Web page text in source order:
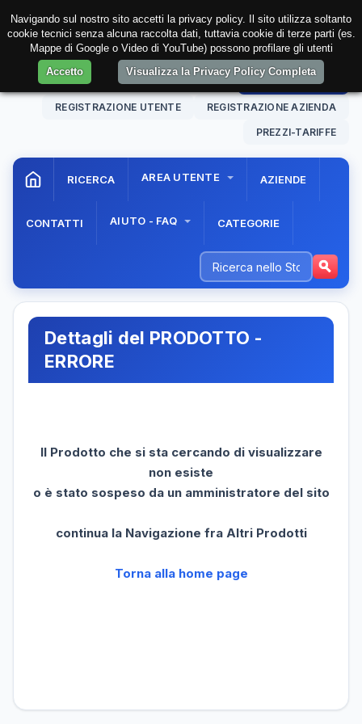
08 Aug. 202621:15:22 AREA RISERVATA
REGISTRAZIONE UTENTE REGISTRAZIONE AZIENDA
PREZZI-TARIFFE
RICERCA AREA UTENTE AZIENDE
CONTATTI AIUTO - FAQ CATEGORIE
Dettagli del PRODOTTO -
ERRORE
Il Prodotto che si sta cercando di visualizzare
non esiste
o è stato sospeso da un amministratore del sito
continua la Navigazione fra Altri Prodotti
Torna alla home page
Navigando sul nostro sito accetti la privacy policy. Il sito utilizza soltanto
cookie tecnici senza alcuna raccolta dati, tuttavia cookie di terze parti (es.
Mappe di Google o Video di YouTube) possono profilare gli utenti
Accetto
Visualizza la Privacy Policy Completa